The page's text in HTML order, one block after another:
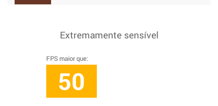
Extremamente sensível
FPS maior que:
50